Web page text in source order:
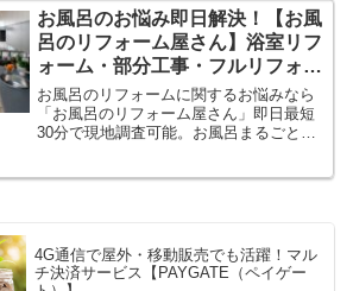
スです。見積もり不要 安心の一律価
格。日曜・祝日対応。研修を受けた専門
スタッフが対応。
お風呂のお悩み即日解決！【お風
呂のリフォーム屋さん】浴室リフ
ォーム・部分工事・フルリフォー
ム・浴室乾燥機設置
お風呂のリフォームに関するお悩みなら
「お風呂のリフォーム屋さん」即日最短
30分で現地調査可能。お風呂まるごとリ
対応。
4G通信で屋外・移動販売でも活躍！マル
チ決済サービス【PAYGATE（ペイゲー